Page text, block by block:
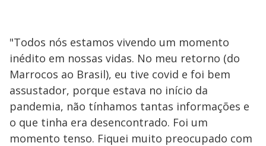
"Todos nós estamos vivendo um momento
inédito em nossas vidas. No meu retorno (do
Marrocos ao Brasil), eu tive covid e foi bem
assustador, porque estava no início da
pandemia, não tínhamos tantas informações e
o que tinha era desencontrado. Foi um
momento tenso. Fiquei muito preocupado com